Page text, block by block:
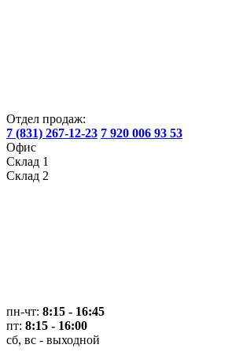
Отдел продаж:
7 (831) 267-12-23 7 920 006 93 53
Офис
Склад 1
Склад 2
пн-чт: 8:15 - 16:45
пт: 8:15 - 16:00
сб, вс - выходной